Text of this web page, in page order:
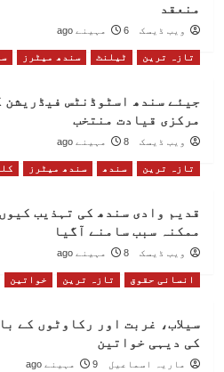
منعقد
ویب ڈیسک 6 مہینے ago
تازہ ترین ٹیلنٹ سندھ میٹرز
جیئے سندھ اسٹوڈنٹس فیڈریشن
مرکزی قیادت منتخب
ویب ڈیسک 8 مہینے ago
تازہ ترین سندھ سندھ میٹرز
قدیم وادی سندھ کی تہذیب
ممکنہ سبب سامنے آگیا
ویب ڈیسک 8 مہینے ago
انسانی حقوق تازہ ترین خواتین
سیلاب، غربت اور رکاوٹوں کے
کی دیہی خواتین
ماریہ اسماعیل 9 مہینے ago